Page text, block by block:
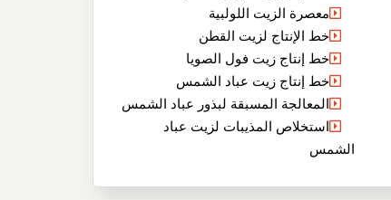
معصرة الزيت اللولبية
خط الإنتاج لزيت القطن
خط إنتاج زيت فول الصويا
خط إنتاج زيت عباد الشمس
المعالجة المسبقة لبذور عباد الشمس
استخلاص المذيبات لزيت عباد
الشمس